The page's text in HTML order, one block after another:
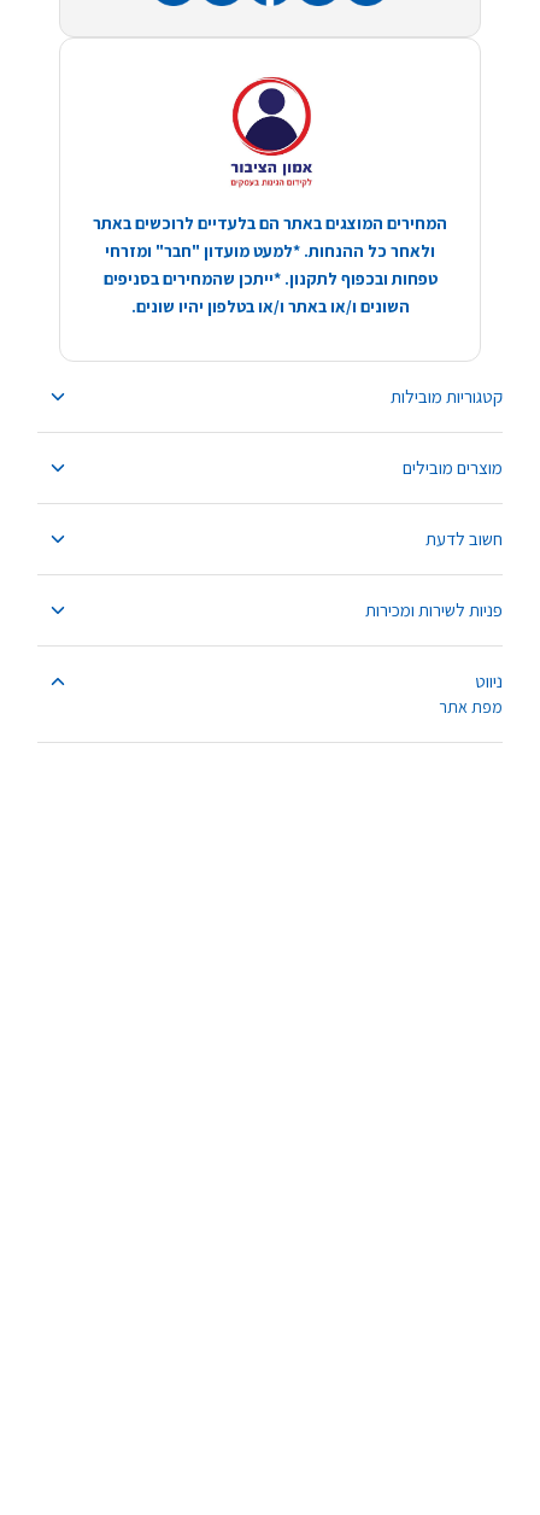
קטגוריות מובילות
מוצרים מובילים
חשוב לדעת
פניות לשירות ומכירות
ניווט
מפת אתר
המחירים המוצגים באתר הם בלעדיים לרוכשים באתר
ולאחר כל ההנחות. *למעט מועדון "חבר" ומזרחי
טפחות ובכפוף לתקנון. *ייתכן שהמחירים בסניפים
השונים ו/או באתר ו/או בטלפון יהיו שונים.